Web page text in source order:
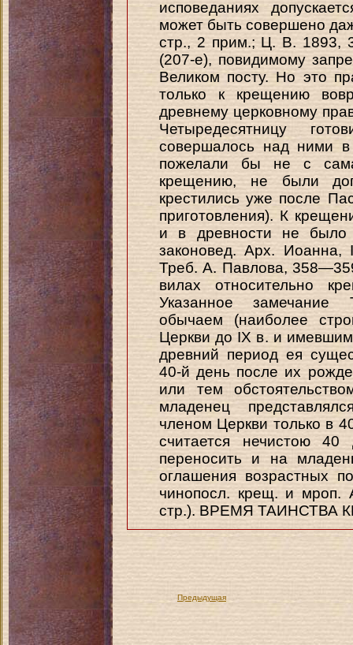
исповеданиях
может быть совершено
стр., 2 прим.; Ц. В. 1893,
(207-е), повидимому
Великом посту. Но это
только к крещению
древнему церковному
Четыредесятницу
совершалось над ними
пожелали бы не с
крещению, не были
крестились уже после
приготовления). К
и в древности не было
законовед. Арх.
Треб. А. Павлова,
вилах относительно
Указанное замечание
обычаем (наиболее
Церкви до IX в. и
древний период ея
40-й день после их
или тем
младенец
членом Церкви только в
считается нечистою 40
переносить и на
оглашения возрастных
чинопосл. крещ. и
стр.). ВРЕМЯ ТАИНСТВА
Предыдущая